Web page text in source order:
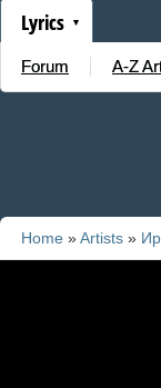
Lyrics
Forum A-Z
Home »Artists »